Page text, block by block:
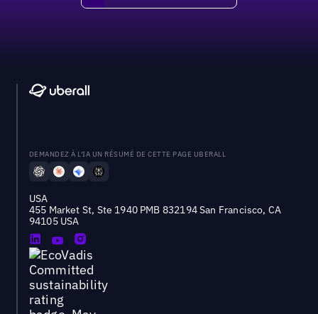
DEMANDEZ À L'IA UN RÉSUMÉ DE CETTE PAGE UBERALL
USA
455 Market St, Ste 1940 PMB 832194 San Francisco, CA
94105 USA